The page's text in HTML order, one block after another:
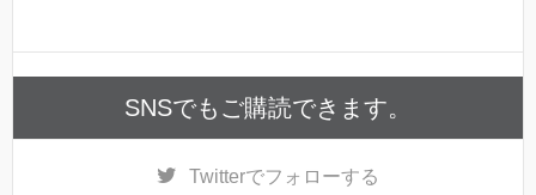
SNSでもご購読できます。
Twitterでフォローする